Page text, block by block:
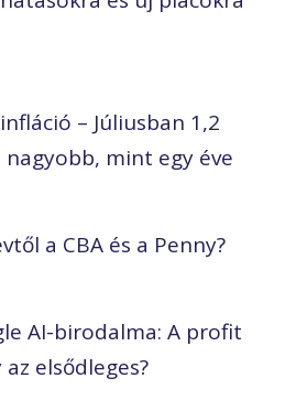
– Júliusban 1,2
nagyobb, mint egy éve
a CBA és a Penny?
AI-birodalma: A profit
elsődleges?